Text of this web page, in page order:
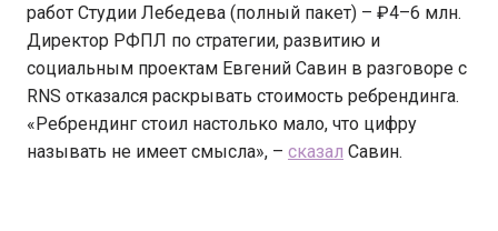
работ Студии Лебедева (полный пакет) – ₽4–6 млн.
Директор РФПЛ по стратегии, развитию и
социальным проектам Евгений Савин в разговоре с
RNS отказался раскрывать стоимость ребрендинга.
«Ребрендинг стоил настолько мало, что цифру
называть не имеет смысла», – сказал Савин.